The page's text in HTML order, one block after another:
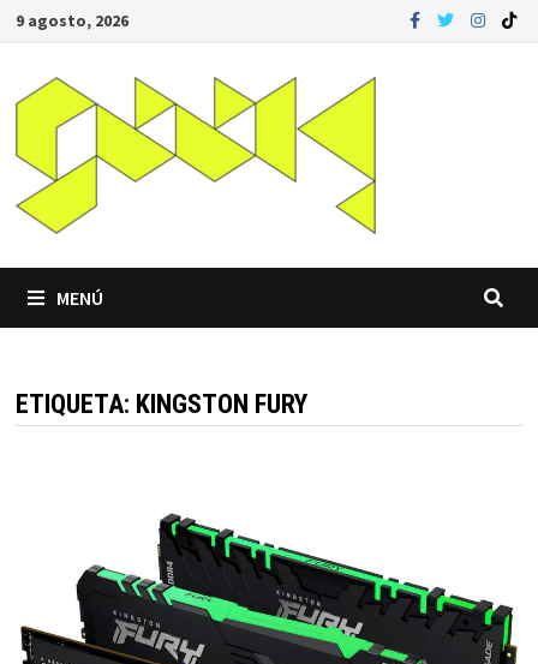
Saltar
contenido
9 agosto, 2026
MENÚ
ETIQUETA: KINGSTON FURY